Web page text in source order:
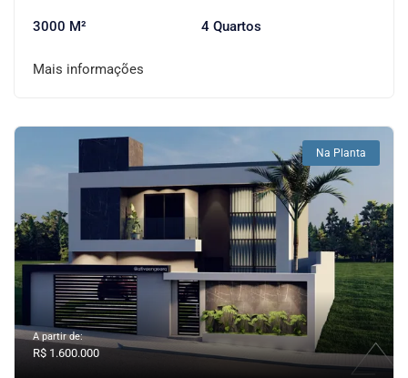
3000 M² 4 Quartos
Mais informações
Na Planta
A partir de:
R$ 1.600.000